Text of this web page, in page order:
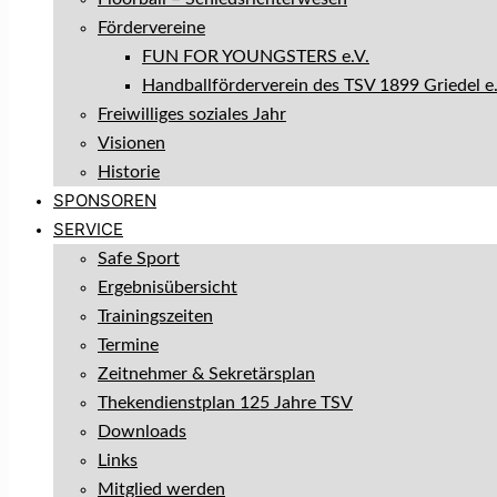
Fördervereine
FUN FOR YOUNGSTERS e.V.
Handballförderverein des TSV 1899 Griedel
Freiwilliges soziales Jahr
Visionen
Historie
SPONSOREN
SERVICE
Safe Sport
Ergebnisübersicht
Trainingszeiten
Termine
Zeitnehmer & Sekretärsplan
Thekendienstplan 125 Jahre TSV
Downloads
Links
Mitglied werden